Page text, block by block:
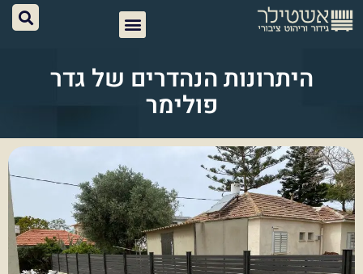
היתרונות הנהדרים של גדר
פולימר